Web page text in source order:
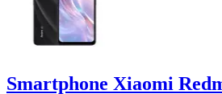
Smartphone Xiaomi